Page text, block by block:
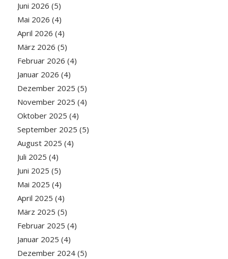
Juni 2026 (5)
Mai 2026 (4)
April 2026 (4)
März 2026 (5)
Februar 2026 (4)
Januar 2026 (4)
Dezember 2025 (5)
November 2025 (4)
Oktober 2025 (4)
September 2025 (5)
August 2025 (4)
Juli 2025 (4)
Juni 2025 (5)
Mai 2025 (4)
April 2025 (4)
März 2025 (5)
Februar 2025 (4)
Januar 2025 (4)
Dezember 2024(5)